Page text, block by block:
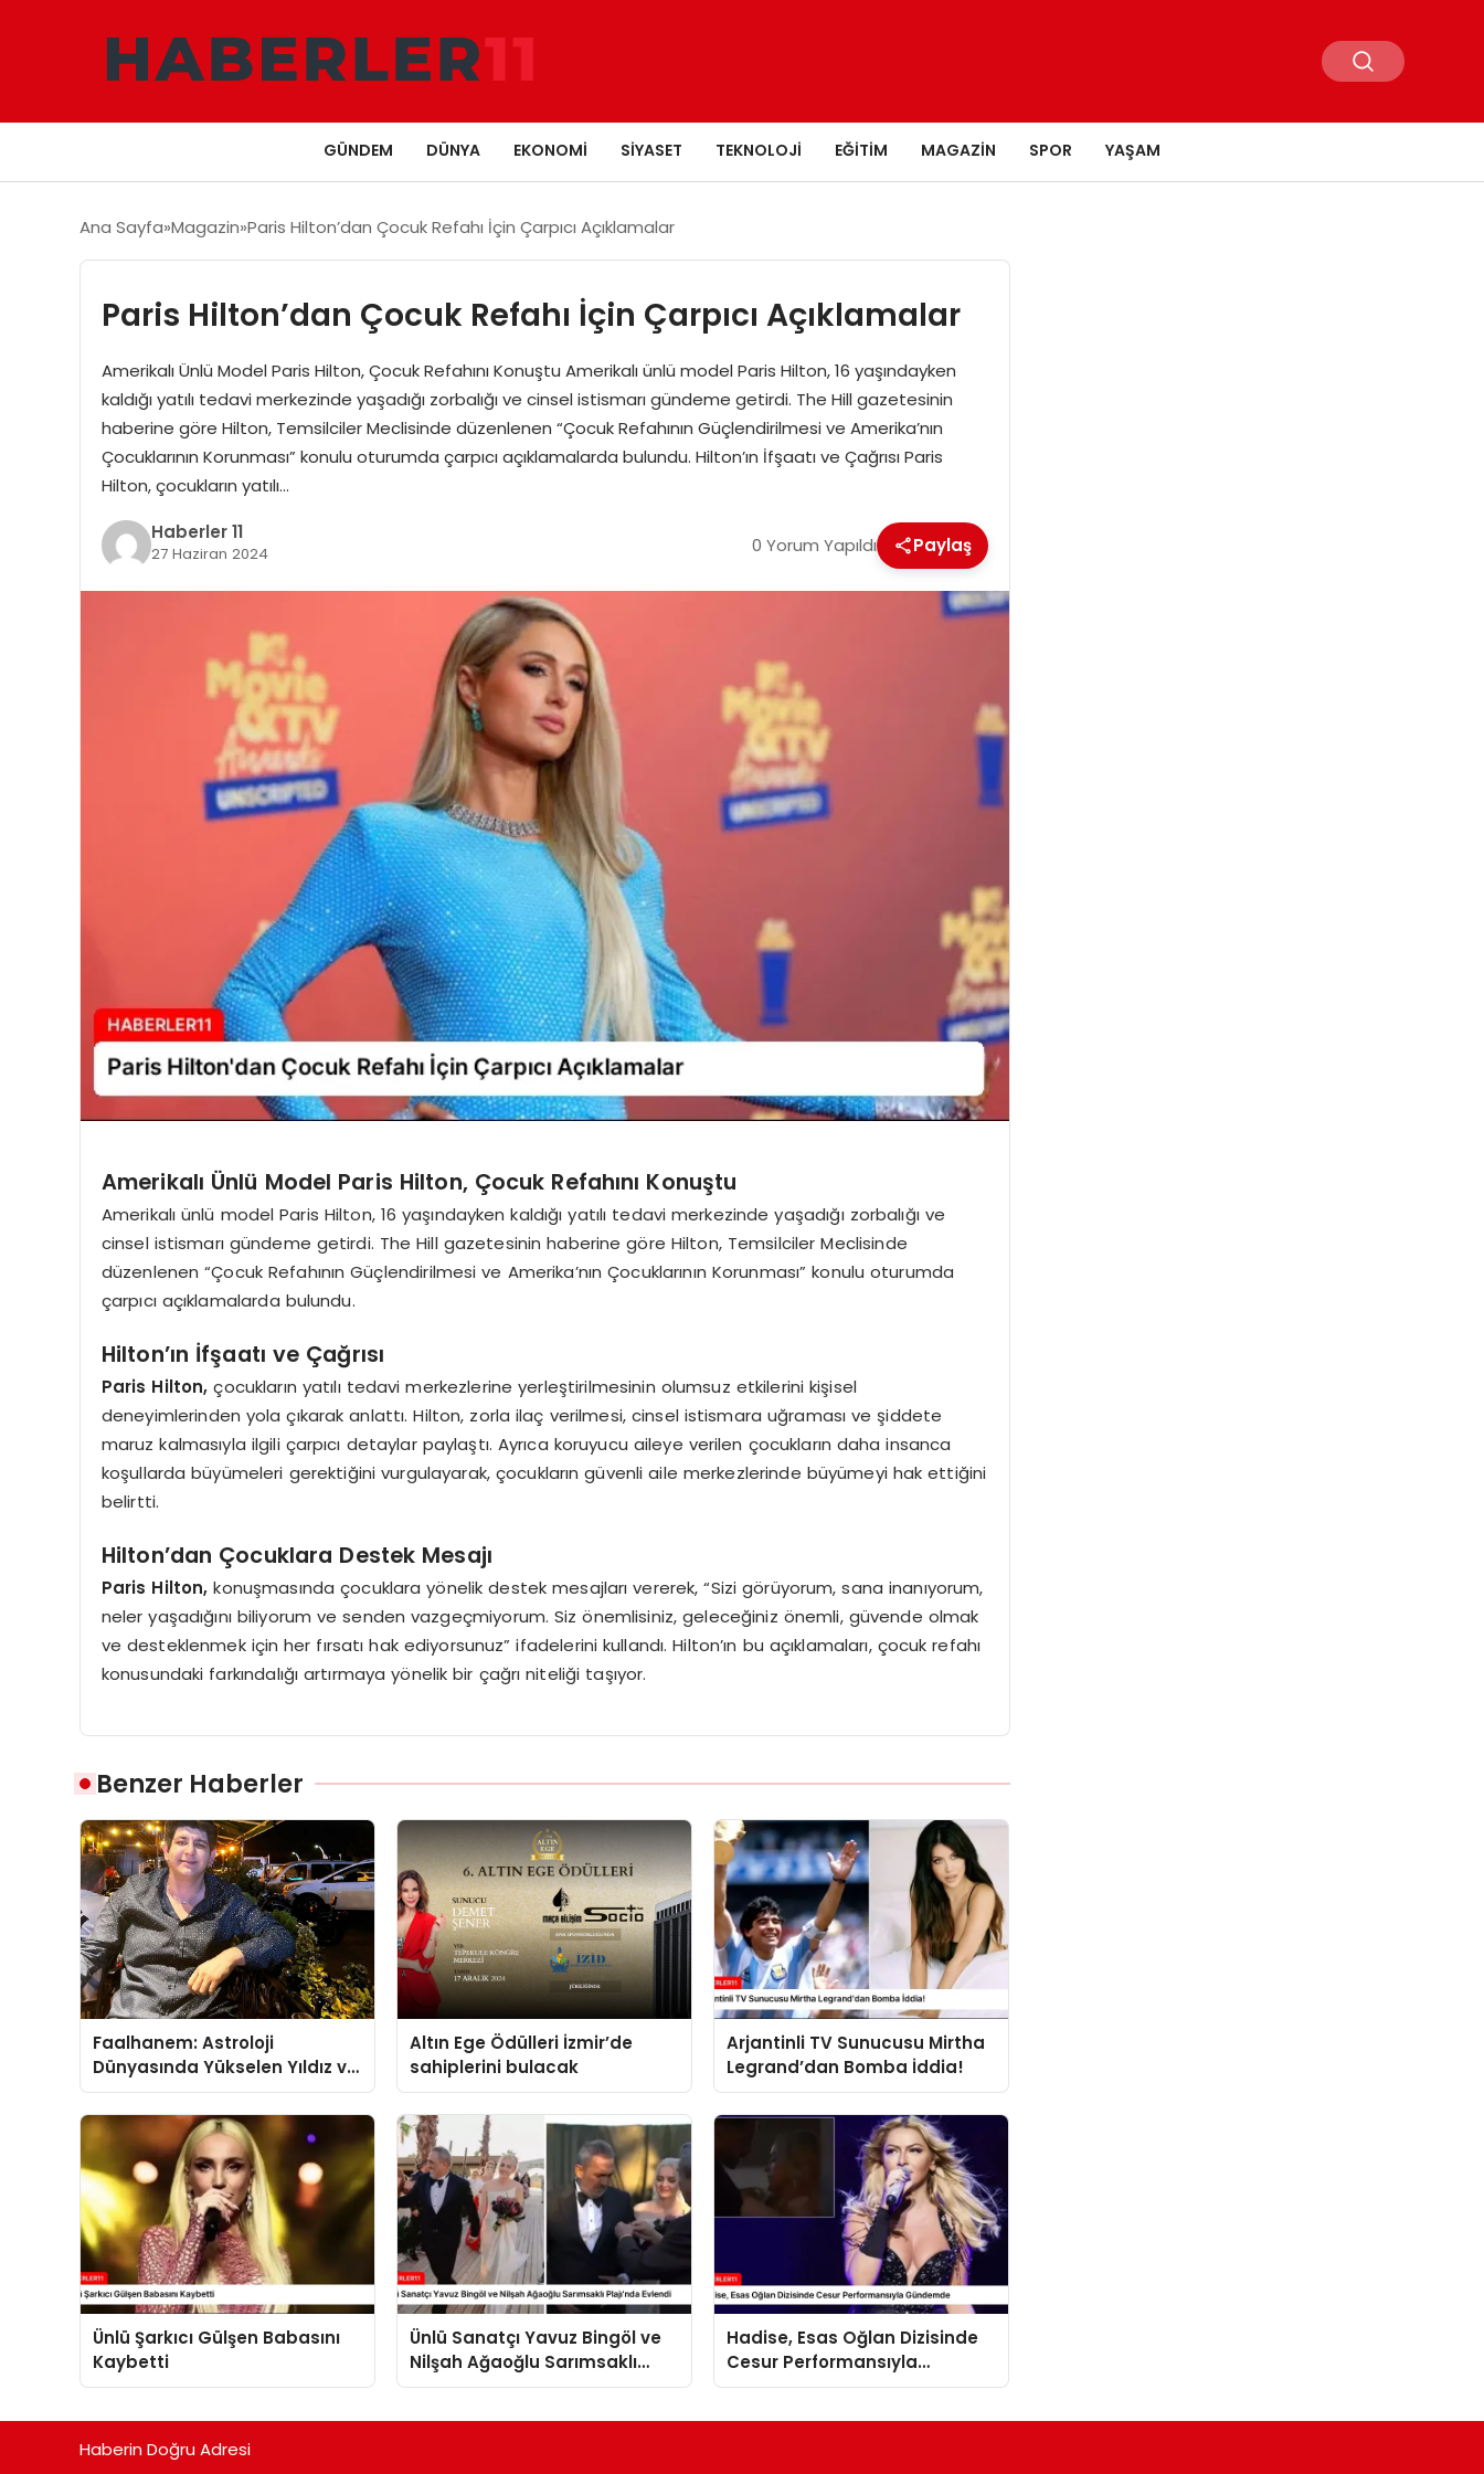
GÜNDEM DÜNYA EKONOMI SIYASET TEKNOLOJI EĞITIM MAGAZIN SPOR YAŞAM
Ana Sayfa Magazin Paris Hilton’dan Çocuk Refahı İçin Çarpıcı Açıklamalar
Paris Hilton’dan Çocuk Refahı İçin Çarpıcı Açıklamalar
Amerikalı Ünlü Model Paris Hilton, Çocuk Refahını Konuştu Amerikalı ünlü model Paris Hilton, 16 yaşındayken
kaldığı yatılı tedavi merkezinde yaşadığı zorbalığı ve cinsel istismarı gündeme getirdi. The Hill gazetesinin
haberine göre Hilton, Temsilciler Meclisinde düzenlenen “Çocuk Refahının Güçlendirilmesi ve Amerika’nın
Çocuklarının Korunması” konulu oturumda çarpıcı açıklamalarda bulundu. Hilton’ın İfşaatı ve Çağrısı Paris
Hilton, çocukların yatılı…
Haberler 11
27 Haziran 2024 0 Yorum Yapıldı Paylaş
Amerikalı Ünlü Model Paris Hilton, Çocuk Refahını Konuştu
Amerikalı ünlü model Paris Hilton, 16 yaşındayken kaldığı yatılı tedavi merkezinde yaşadığı zorbalığı ve
cinsel istismarı gündeme getirdi. The Hill gazetesinin haberine göre Hilton, Temsilciler Meclisinde
düzenlenen “Çocuk Refahının Güçlendirilmesi ve Amerika’nın Çocuklarının Korunması” konulu oturumda
çarpıcı açıklamalarda bulundu.
Hilton’ın İfşaatı ve Çağrısı
Paris Hilton, çocukların yatılı tedavi merkezlerine yerleştirilmesinin olumsuz etkilerini kişisel
deneyimlerinden yola çıkarak anlattı. Hilton, zorla ilaç verilmesi, cinsel istismara uğraması ve şiddete
maruz kalmasıyla ilgili çarpıcı detaylar paylaştı. Ayrıca koruyucu aileye verilen çocukların daha insanca
koşullarda büyümeleri gerektiğini vurgulayarak, çocukların güvenli aile merkezlerinde büyümeyi hak ettiğini
belirtti.
Hilton’dan Çocuklara Destek Mesajı
Paris Hilton, konuşmasında çocuklara yönelik destek mesajları vererek, “Sizi görüyorum, sana inanıyorum,
neler yaşadığını biliyorum ve senden vazgeçmiyorum. Siz önemlisiniz, geleceğiniz önemli, güvende olmak
ve desteklenmek için her fırsatı hak ediyorsunuz” ifadelerini kullandı. Hilton’ın bu açıklamaları, çocuk refahı
konusundaki farkındalığı artırmaya yönelik bir çağrı niteliği taşıyor.
Benzer Haberler
Faalhanem: Astroloji
Dünyasında Yükselen Yıldız ve
Gizemli İlişkiler
Altın Ege Ödülleri İzmir’de
sahiplerini bulacak
Arjantinli TV Sunucusu Mirtha
Legrand’dan Bomba İddia!
Ünlü Şarkıcı Gülşen Babasını
Kaybetti
Ünlü Sanatçı Yavuz Bingöl ve
Nilşah Ağaoğlu Sarımsaklı
Plajı’nda Evlendi
Hadise, Esas Oğlan Dizisinde
Cesur Performansıyla
Gündemde
Haberin Doğru Adresi